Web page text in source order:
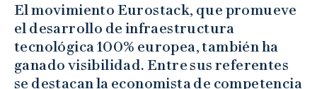
El movimiento Eurostack, que promueve
el desarrollo de infraestructura
tecnológica 100% europea, también ha
ganado visibilidad. Entre sus referentes
se destacan la economista de competencia